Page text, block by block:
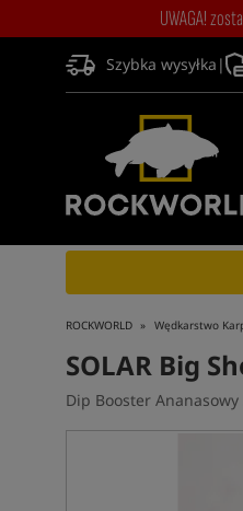
UWAGA!
Szybka wysyłka |
ROCKWORLD Wędkarstwo
SOLAR Big
Dip Booster Ananasowy